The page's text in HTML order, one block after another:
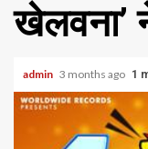
खेलवना’
admin 3 months ago 1